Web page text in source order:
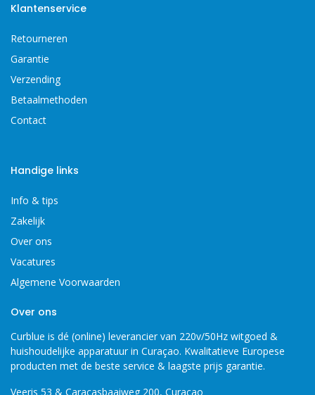
Klantenservice
Retourneren
Garantie
Verzending
Betaalmethoden
Contact
Handige links
Info & tips
Zakelijk
Over ons
Vacatures
Algemene Voorwaarden
Over ons
Curblue is dé (online) leverancier van 220v/50Hz witgoed &
huishoudelijke apparatuur in Curaçao. Kwalitatieve Europese
producten met de beste service & laagste prijs garantie.
Veeris 53 & Caracasbaaiweg 200, Curaçao